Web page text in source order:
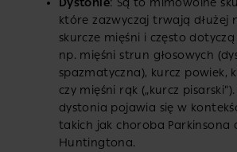
które zazwyczaj trwają dłużej
skurcze mięśni i często
np. mięśni strun głosowych
spazmatyczna), kurcz powiek,
czy mięśni rąk („kurcz
dystonia pojawia się w
takich jak choroba Parkinsona
Huntingtona.